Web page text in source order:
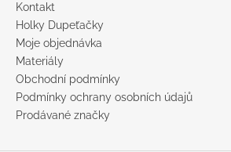
Kontakt
Holky Dupeťačky
Moje objednávka
Materiály
Obchodní podmínky
Podmínky ochrany osobních údajů
Prodávané značky